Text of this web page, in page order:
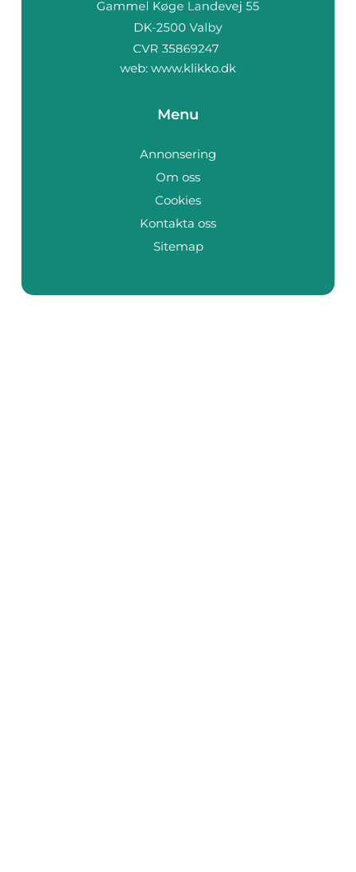
web: www.klikko.dk
Menu
Annonsering
Om oss
Cookies
Kontakta oss
Sitemap